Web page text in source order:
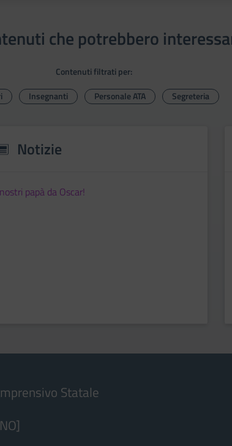
che potrebbero
Contenuti filtrati per:
Insegnanti Personale ATA Segreteria
Notizie
papà da Oscar!
Statale